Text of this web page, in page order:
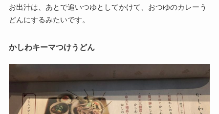
お出汁は、あとで追いつゆとしてかけて、おつゆのカレーう
どんにするみたいです。
かしわキーマつけうどん